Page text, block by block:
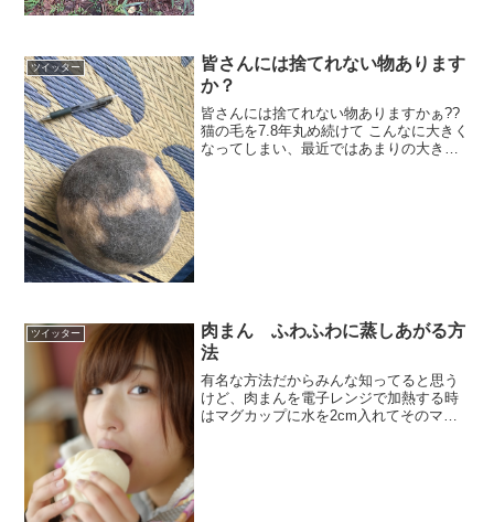
ト (@q...
ツイッター
皆さんには捨てれない物あります
か？
皆さんには捨てれない物ありますかぁ??
猫の毛を7.8年丸め続けて こんなに大きく
なってしまい、最近ではあまりの大きさ
ツイッター
肉まん ふわふわに蒸しあがる方
法
有名な方法だからみんな知ってると思う
けど、肉まんを電子レンジで加熱する時
はマグカップに水を2cm入れてそのマグ